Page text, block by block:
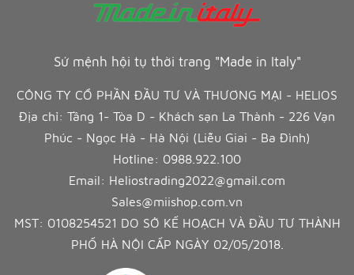
Sứ mệnh hội tụ thời trang "Made in Italy"
CÔNG TY CỔ PHẦN ĐẦU TƯ VÀ THƯƠNG MẠI - HELIOS
Địa chỉ: Tầng 1- Tòa D - Khách sạn La Thành - 226 Vạn
Phúc - Ngọc Hà - Hà Nội (Liễu Giai - Ba Đình)
Hotline: 0988.922.100
Email: Heliostrading2022@gmail.com
Sales@miishop.com.vn
MST: 0108254521 DO SỞ KẾ HOẠCH VÀ ĐẦU TƯ THÀNH
PHỐ HÀ NỘI CẤP NGÀY 02/05/2018.